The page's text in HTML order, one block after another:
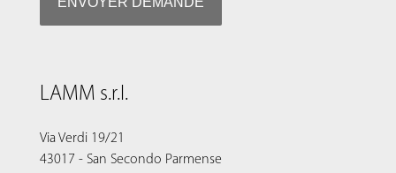
LAMM s.r.l.
Via Verdi 19/21
43017 - San Secondo Parmense